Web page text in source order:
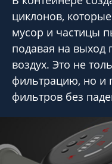
циклонов,
мусор и частицы
подавая на выход
воздух. Это не
фильтрацию, но и
фильтров без